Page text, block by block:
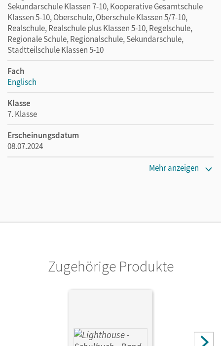
Sekundarschule Klassen 7-10, Kooperative Gesamtschule
Klassen 5-10, Oberschule, Oberschule Klassen 5/7-10,
Realschule, Realschule plus Klassen 5-10, Regelschule,
Regionale Schule, Regionalschule, Sekundarschule,
Stadtteilschule Klassen 5-10
Fach
Englisch
Klasse
7. Klasse
Erscheinungsdatum
08.07.2024
Mehr anzeigen
Zugehörige Produkte